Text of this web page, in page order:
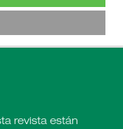
revista están